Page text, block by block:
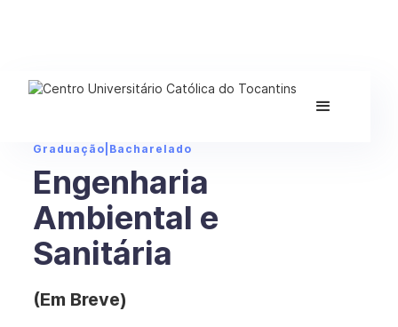
Graduação Bacharelado
Engenharia
Ambiental e
Sanitária
(Em Breve)